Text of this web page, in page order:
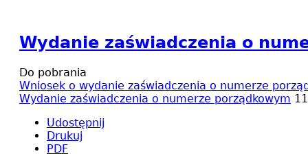
Wydanie zaświadczenia o
Do pobrania
Wniosek o wydanie zaświadczenia o numerze
Wydanie zaświadczenia o numerze porządkowym
Udostępnij
Drukuj
PDF